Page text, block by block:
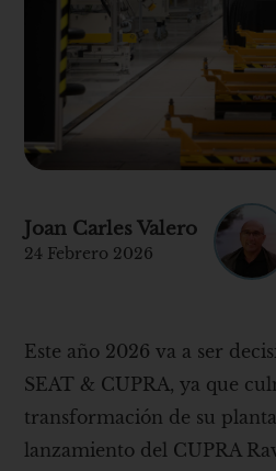
Joan Carles Valero
24 Febrero 2026
Este año 2026 va a ser
SEAT & CUPRA, ya que
transformación de su
lanzamiento del CUPRA